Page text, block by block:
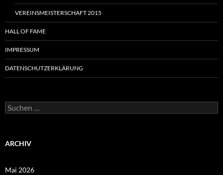
VEREINSMEISTERSCHAFT 2015
HALL OF FAME
IMPRESSUM
DATENSCHUTZERKLÄRUNG
Suchen
nach:
ARCHIV
Mai 2026